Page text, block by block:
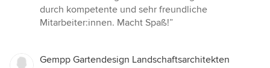
durch kompetente und sehr freundliche
Mitarbeiter:innen. Macht Spaß!”
Gempp Gartendesign Landschaftsarchitekten